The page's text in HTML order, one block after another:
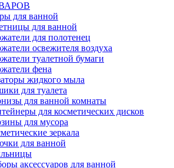
для ванной
для ванной
для полотенец
освежителя воздуха
туалетной бумаги
фена
жидкого мыла
для туалета
для ванной комнаты
для косметических дисков
для мусора
зеркала
для ванной
аксессуаров для ванной